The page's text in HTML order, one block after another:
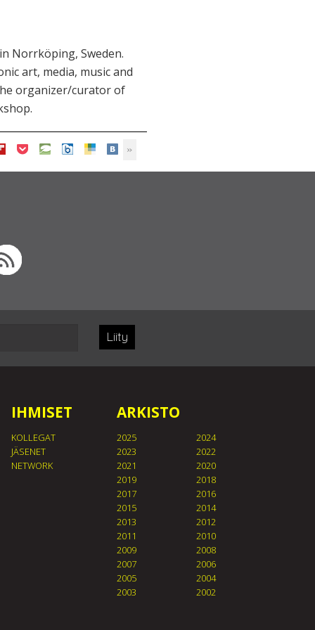
Norrköping, Sweden.
art, media, music and
organizer/curator of
Liity
IHMISET
KOLLEGAT
JÄSENET
NETWORK
ARKISTO
2025
2024
2023
2022
2021
2020
2019
2018
2017
2016
2015
2014
2013
2012
2011
2010
2009
2008
2007
2006
2005
2004
2003
2002